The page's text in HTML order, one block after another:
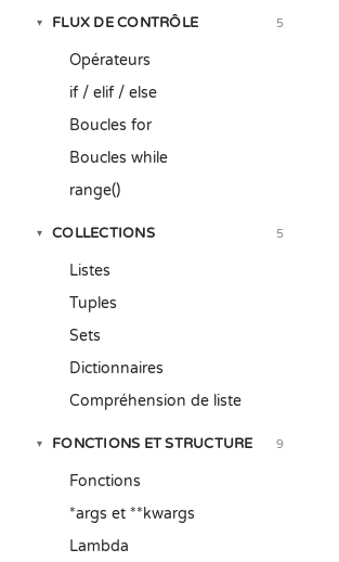
▾ FLUX DE CONTRÔLE 5
Opérateurs
if / elif / else
Boucles for
Boucles while
range()
▾ COLLECTIONS 5
Listes
Tuples
Sets
Dictionnaires
Compréhension de liste
▾ FONCTIONS ET STRUCTURE 9
Fonctions
*args et **kwargs
Lambda